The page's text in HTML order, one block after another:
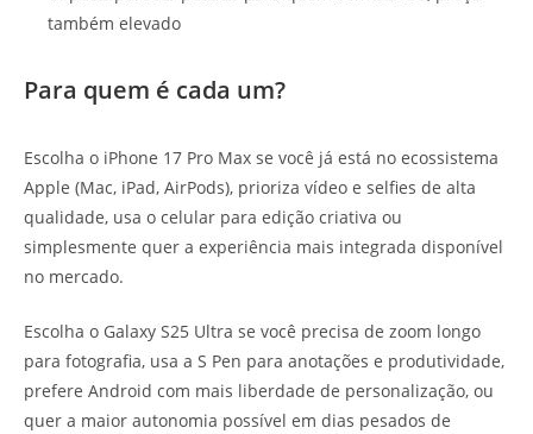
também elevado
Para quem é cada um?
Escolha o iPhone 17 Pro Max se você já está no ecossistema
Apple (Mac, iPad, AirPods), prioriza vídeo e selfies de alta
qualidade, usa o celular para edição criativa ou
simplesmente quer a experiência mais integrada disponível
no mercado.
Escolha o Galaxy S25 Ultra se você precisa de zoom longo
para fotografia, usa a S Pen para anotações e produtividade,
prefere Android com mais liberdade de personalização, ou
quer a maior autonomia possível em dias pesados de